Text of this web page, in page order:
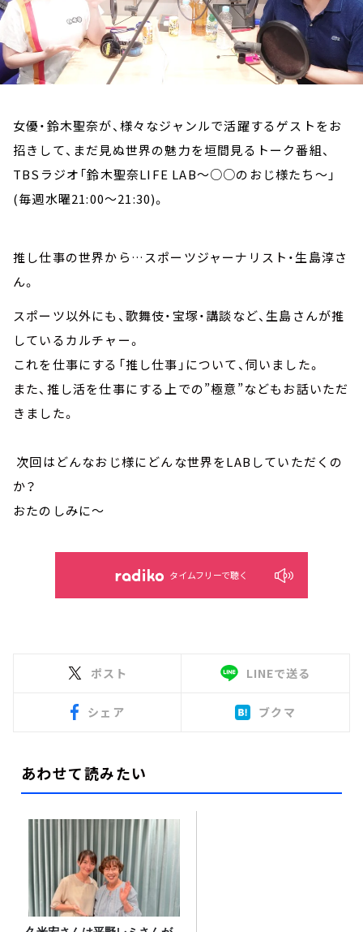
女優・鈴木聖奈が、様々なジャンルで活躍するゲストをお
招きして、まだ見ぬ世界の魅力を垣間見るトーク番組、
TBSラジオ「鈴木聖奈LIFE LAB～○○のおじ様たち～」
(毎週水曜21:00～21:30)。
推し仕事の世界から…スポーツジャーナリスト・生島淳さ
ん。
スポーツ以外にも、歌舞伎・宝塚・講談など、生島さんが推
しているカルチャー。
これを仕事にする「推し仕事」について、伺いました。
また、推し活を仕事にする上での”極意”などもお話いただ
きました。
次回はどんなおじ様にどんな世界をLABしていただくの
か？
おたのしみに～
タイムフリーで聴く
ポスト LINEで送る
シェア ブクマ
あわせて読みたい